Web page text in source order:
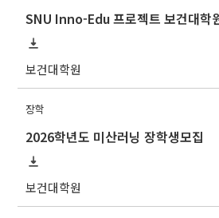
보건대학원
장학
2026학년도 미산러닝 장학생모집
보건대학원